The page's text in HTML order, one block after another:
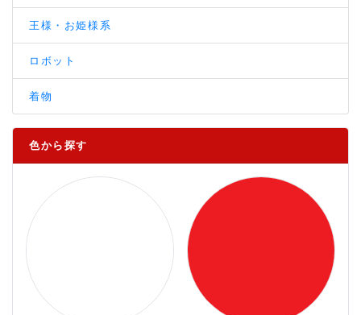
王様・お姫様系
ロボット
着物
色から探す